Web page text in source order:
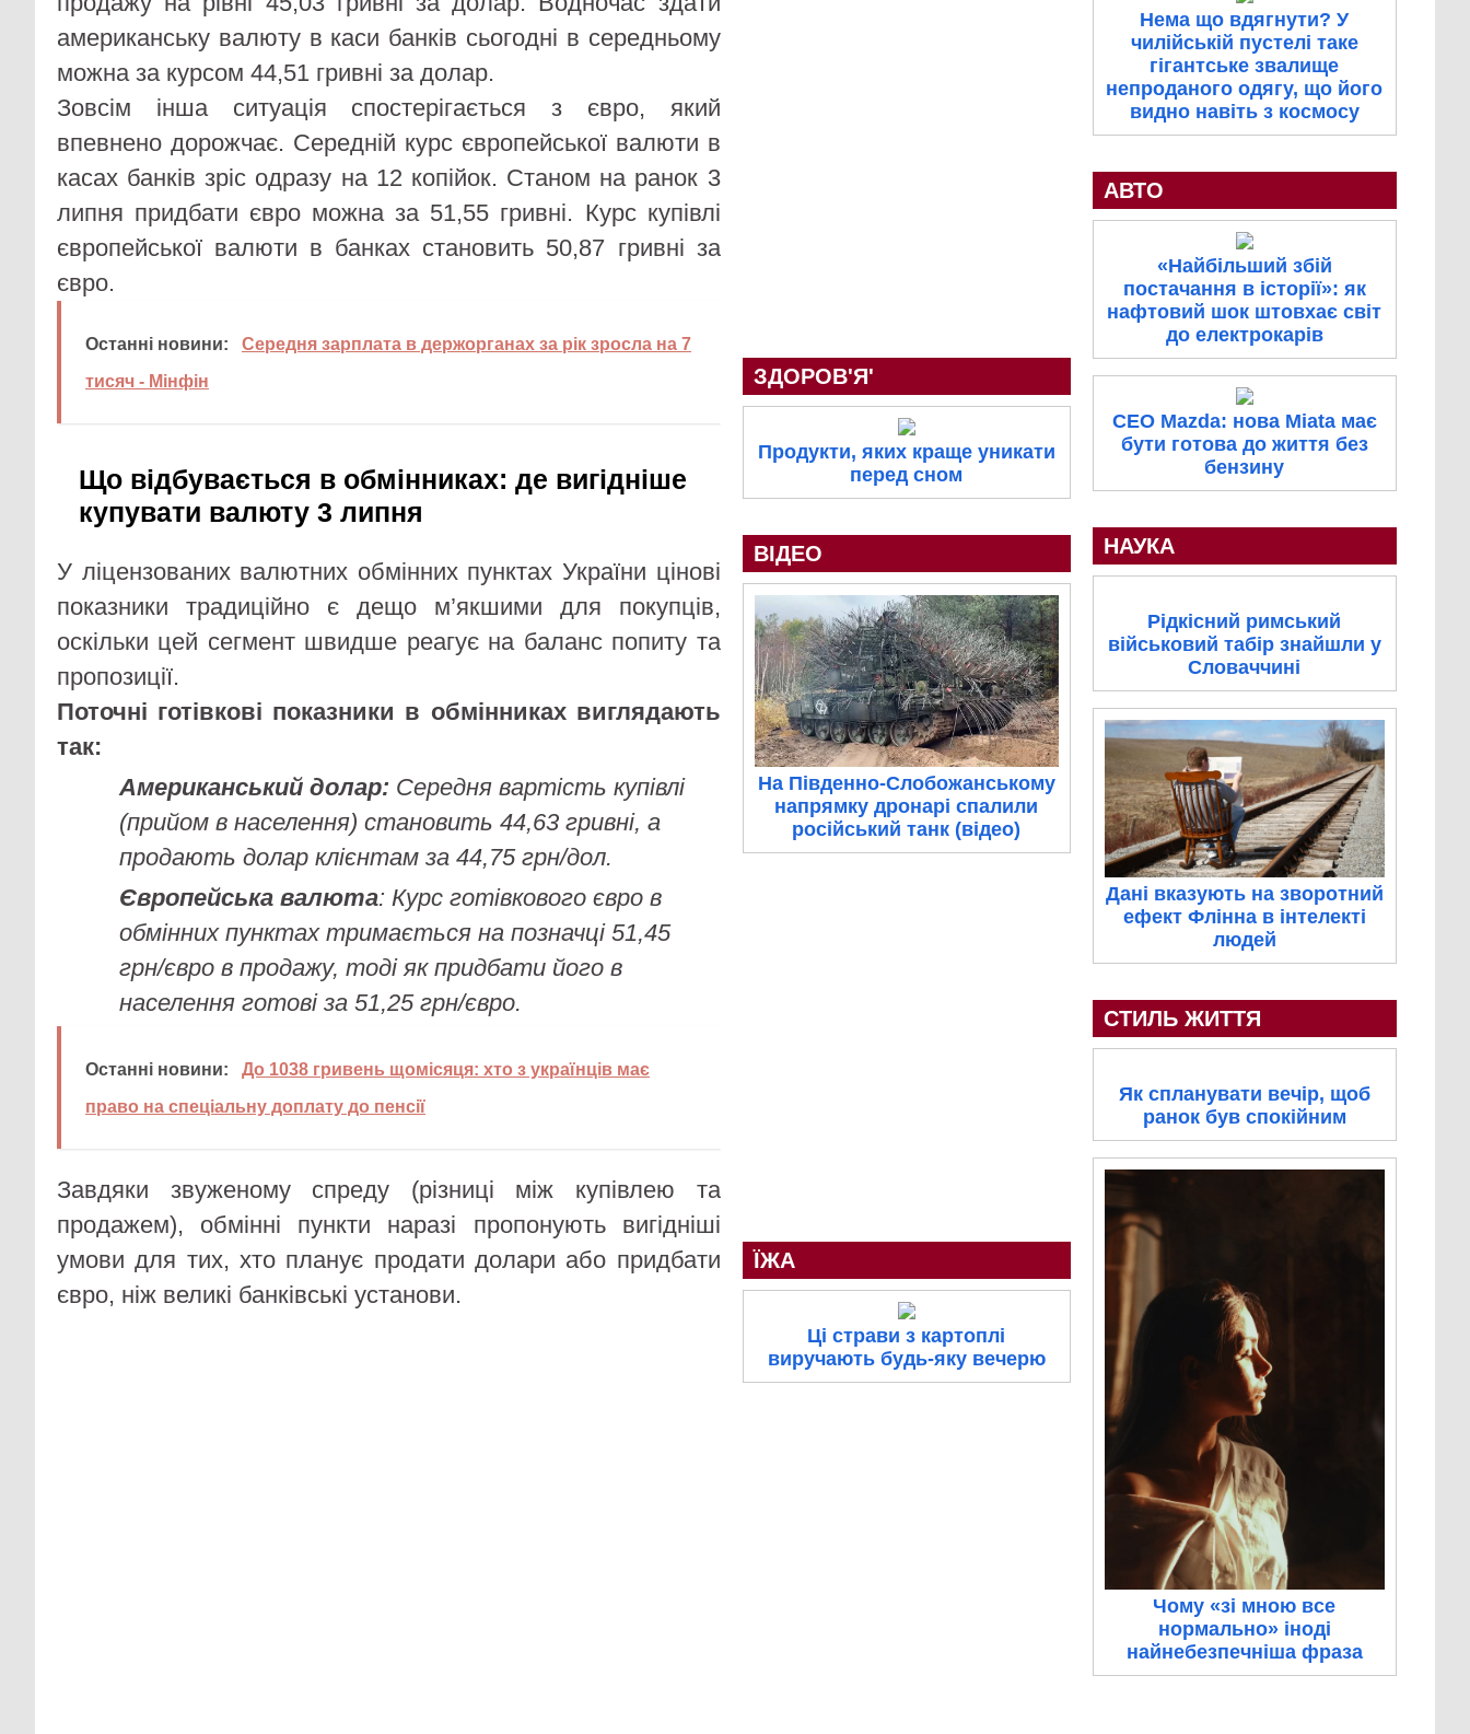
американську валюту в каси банків сьогодні в середньому
можна за курсом 44,51 гривні за долар.
Зовсім інша ситуація спостерігається з євро, який
впевнено дорожчає. Середній курс європейської валюти в
касах банків зріс одразу на 12 копійок. Станом на ранок 3
липня придбати євро можна за 51,55 гривні. Курс купівлі
європейської валюти в банках становить 50,87 гривні за
євро.
Останні новини:
Середня зарплата в держорганах за рік зросла на 7
тисяч - Мінфін
Що відбувається в обмінниках: де вигідніше
купувати валюту 3 липня
У ліцензованих валютних обмінних пунктах України цінові
показники традиційно є дещо м’якшими для покупців,
оскільки цей сегмент швидше реагує на баланс попиту та
пропозиції.
Поточні готівкові показники в обмінниках виглядають
так:
Американський долар: Середня вартість купівлі
(прийом в населення) становить 44,63 гривні, а
продають долар клієнтам за 44,75 грн/дол.
Європейська валюта: Курс готівкового євро в
обмінних пунктах тримається на позначці 51,45
грн/євро в продажу, тоді як придбати його в
населення готові за 51,25 грн/євро.
Останні новини:
До 1038 гривень щомісяця: хто з українців має
право на спеціальну доплату до пенсії
Завдяки звуженому спреду (різниці між купівлею та
продажем), обмінні пункти наразі пропонують вигідніші
умови для тих, хто планує продати долари або придбати
євро, ніж великі банківські установи.
ЗДОРОВ'Я'
Продукти, яких краще уникати
перед сном
ВІДЕО
На Південно-Слобожанському
напрямку дронарі спалили
російський танк (відео)
ЇЖА
Ці страви з картоплі
виручають будь-яку вечерю
Нема що вдягнути? У
чилійській пустелі таке
гігантське звалище
непроданого одягу, що його
видно навіть з космосу
АВТО
«Найбільший збій
постачання в історії»: як
нафтовий шок штовхає світ
до електрокарів
CEO Mazda: нова Miata має
бути готова до життя без
бензину
НАУКА
Рідкісний римський
військовий табір знайшли у
Словаччині
Дані вказують на зворотний
ефект Флінна в інтелекті
людей
СТИЛЬ ЖИТТЯ
Як спланувати вечір, щоб
ранок був спокійним
Чому «зі мною все
нормально» іноді
найнебезпечніша фраза